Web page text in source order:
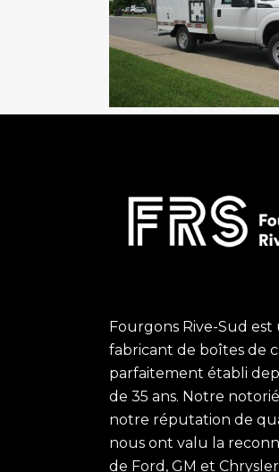
Fourgons Rive-Sud est
fabricant de boîtes de
parfaitement établi
de 35 ans. Notre
notre réputation de
nous ont valu la
de Ford, GM et